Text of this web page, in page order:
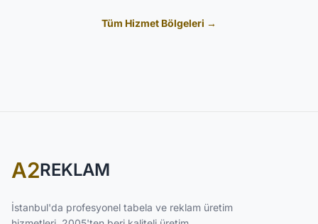
Tüm Hizmet Bölgeleri →
A2REKLAM
İstanbul'da profesyonel tabela ve reklam üretim